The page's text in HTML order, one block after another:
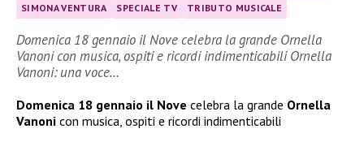
SIMONA VENTURA
SPECIALE TV TRIBUTO MUSICALE
Domenica 18 gennaio il Nove celebra la grande Ornella
Vanoni con musica, ospiti e ricordi indimenticabili Ornella
Vanoni: una voce…
Domenica 18 gennaio il Nove celebra la grande Ornella
Vanoni con musica, ospiti e ricordi indimenticabili